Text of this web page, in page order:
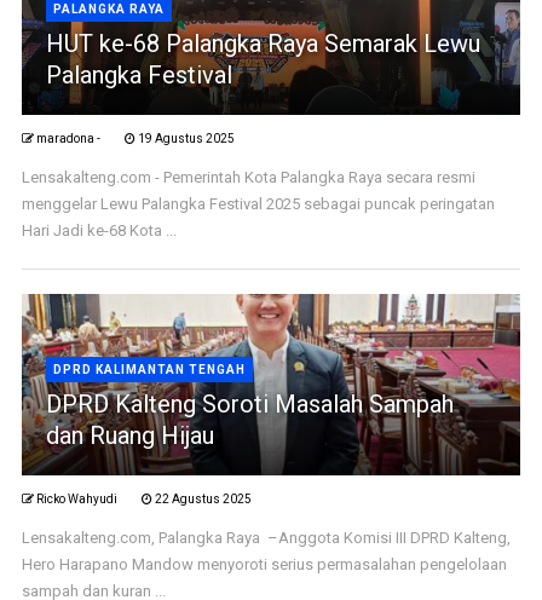
PALANGKA RAYA
HUT ke-68 Palangka Raya Semarak Lewu
Palangka Festival
maradona - 19 Agustus 2025
Lensakalteng.com - Pemerintah Kota Palangka Raya secara resmi
menggelar Lewu Palangka Festival 2025 sebagai puncak peringatan
Hari Jadi ke-68 Kota ...
DPRD KALIMANTAN TENGAH
DPRD Kalteng Soroti Masalah Sampah
dan Ruang Hijau
Ricko Wahyudi 22 Agustus 2025
Lensakalteng.com, Palangka Raya –Anggota Komisi III DPRD Kalteng,
Hero Harapano Mandow menyoroti serius permasalahan pengelolaan
sampah dan kuran ...